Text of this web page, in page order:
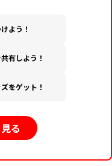
よう！
有しよう！
をゲット！
る